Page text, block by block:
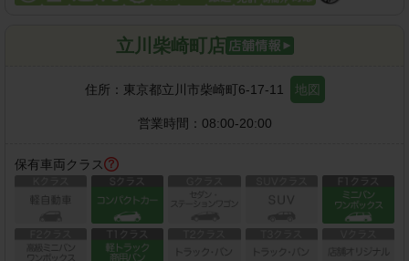
立川柴崎町店
住所： 東京都立川市柴崎町6-17-11 地図
営業時間： 08:00-20:00
保有車両クラス